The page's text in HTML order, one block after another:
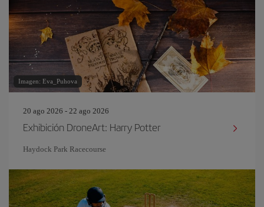
Imagen: Eva_Puhova
20 ago 2026 - 22 ago 2026
Exhibición DroneArt: Harry Potter
Haydock Park Racecourse